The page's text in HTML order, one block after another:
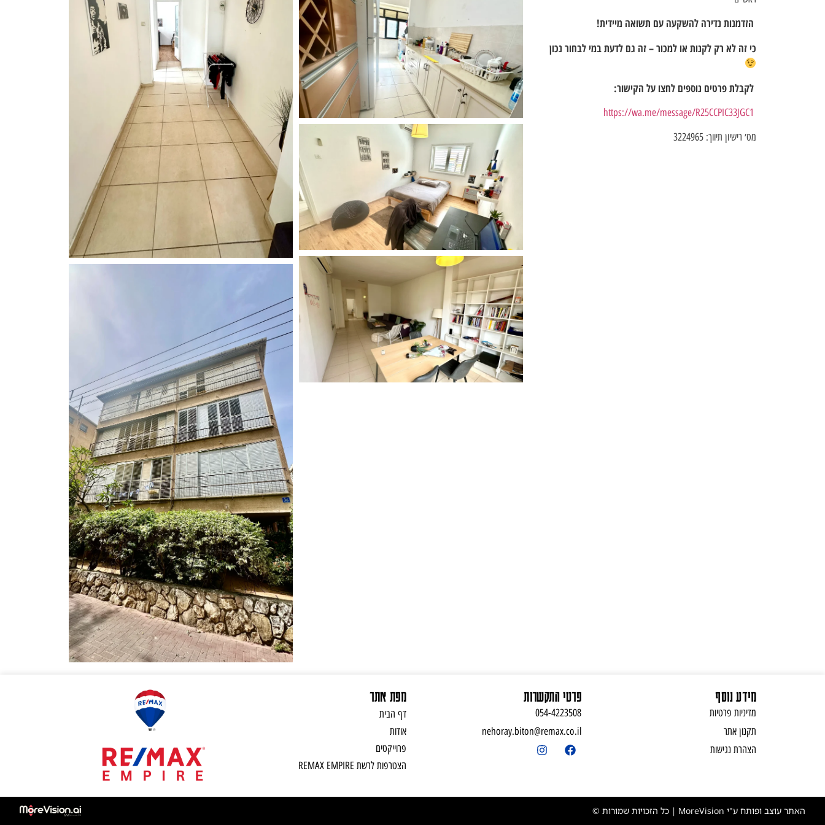
הזדמנות נדירה להשקעה עם תשואה מיידית!
כי זה לא רק לקנות או למכור – זה גם לדעת במי לבחור נכון
לקבלת פרטים נוספים לחצו על הקישור:
https://wa.me/message/R25CCPIC33JGC1
מס׳ רישיון תיווך: 3224965
מידע נוסף
מדיניות פרטיות
תקנון אתר
הצהרת נגישות
פרטי התקשרות
054-4223508
nehoray.biton@remax.co.il
מפת אתר
דף הבית
אודות
פרוייקטים
הצטרפות לרשת REMAX EMPIRE
האתר עוצב ופותח ע"י MoreVision | כל הזכויות שמורות ©